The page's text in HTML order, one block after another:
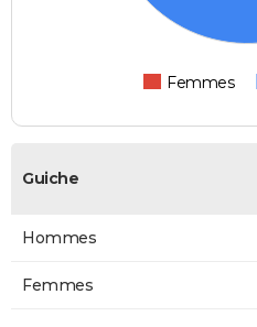
Femmes
Guiche
Hommes
Femmes